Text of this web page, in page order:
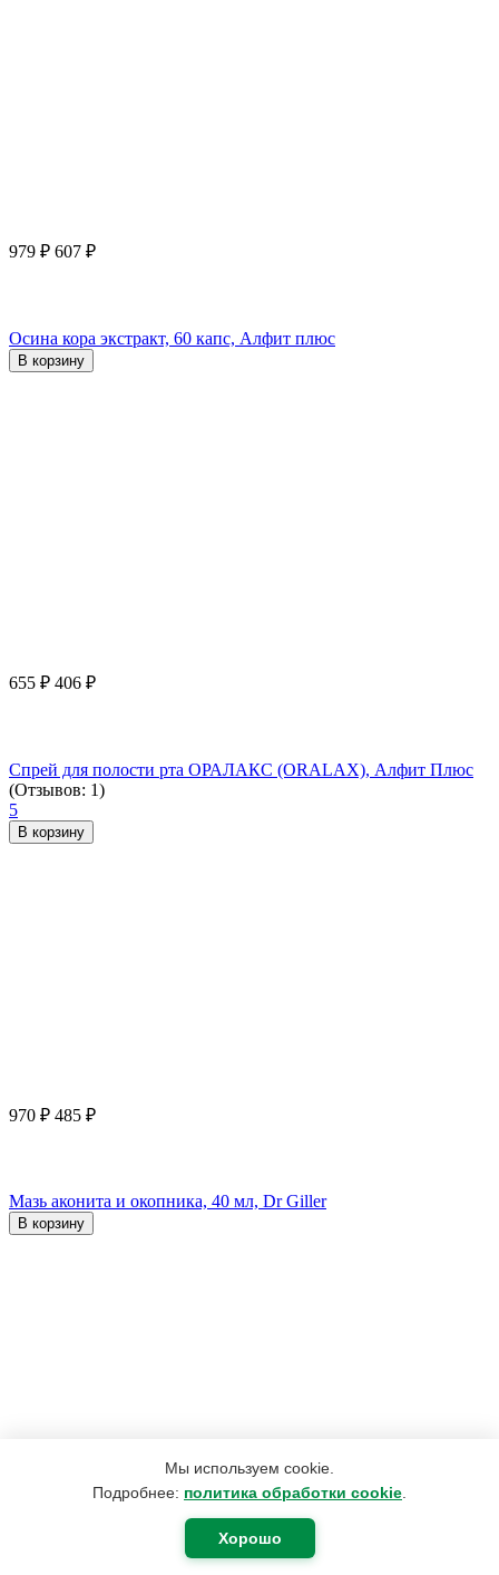
Мы используем cookie.
Подробнее: политика обработки cookie
Хорошо
979 ₽ 607 ₽
Осина кора экстракт, 60 капс, Алфит плюс
В корзину
655 ₽ 406 ₽
Спрей для полости рта ОРАЛАКС (ORALAX), Алфит Плюс
(Отзывов: 1)
5
В корзину
970 ₽ 485 ₽
Мазь аконита и окопника, 40 мл, Dr Giller
В корзину